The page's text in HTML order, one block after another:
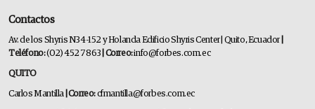
Contactos
Av. de los Shyris N34-152 y Holanda Edificio Shyris Center | Quito, Ecuador
Teléfono:(02) 452 7863 | Correo:info@forbes.com.ec
QUITO
Carlos Mantilla | Correo:cfmantilla@forbes.com.ec